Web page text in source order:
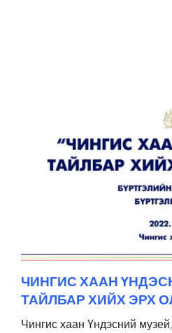
ЧИНГИС ХААН
ТАЙЛБАР ХИЙХ ЭРХ
Чингис хаан Үндэсний